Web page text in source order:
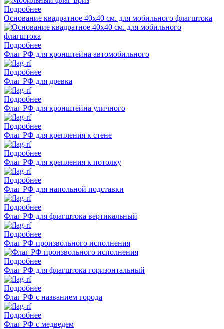
Подробнее
Основание квадратное 40x40 см. для мобильного флагштока
Подробнее
Флаг РФ для кронштейна автомобильного
Подробнее
Флаг РФ для древка
Подробнее
Флаг РФ для кронштейна уличного
Подробнее
Флаг РФ для крепления к стене
Подробнее
Флаг РФ для крепления к потолку
Подробнее
Флаг РФ для напольной подставки
Подробнее
Флаг РФ для флагштока вертикальный
Подробнее
Флаг РФ произвольного исполнения
Подробнее
Флаг РФ для флагштока горизонтальный
Подробнее
Флаг РФ с названием города
Подробнее
Флаг РФ с медведем